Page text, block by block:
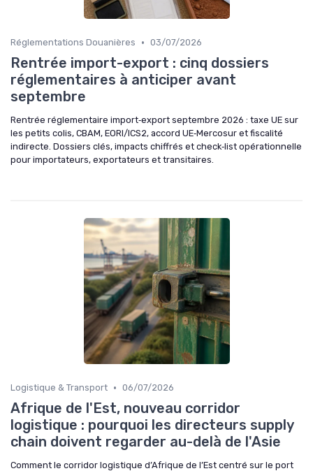
Réglementations Douanières • 03/07/2026
Rentrée import-export : cinq dossiers
réglementaires à anticiper avant
septembre
Rentrée réglementaire import‑export septembre 2026 : taxe UE sur
les petits colis, CBAM, EORI/ICS2, accord UE‑Mercosur et fiscalité
indirecte. Dossiers clés, impacts chiffrés et check‑list opérationnelle
pour importateurs, exportateurs et transitaires.
Logistique & Transport • 06/07/2026
Afrique de l'Est, nouveau corridor
logistique : pourquoi les directeurs supply
chain doivent regarder au-delà de l'Asie
Comment le corridor logistique d’Afrique de l’Est centré sur le port